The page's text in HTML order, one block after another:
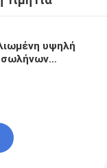
υψηλή
σωλήνων